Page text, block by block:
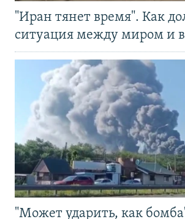
"Иран тянет время". Как
ситуация между миром и
"Может ударить, как